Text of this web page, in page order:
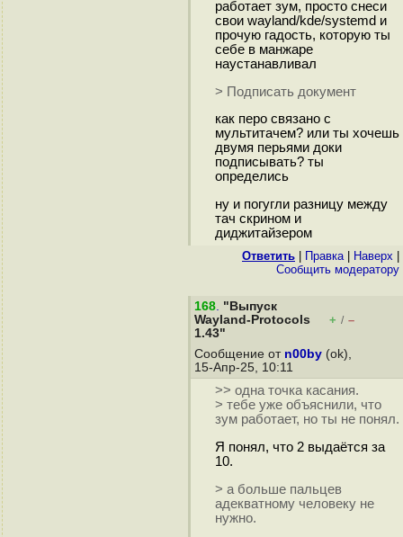
работает зум, просто снеси
свои wayland/kde/systemd и
прочую гадость, которую ты
себе в манжаре
наустанавливал
> Подписать документ
как перо связано с
мультитачем? или ты хочешь
двумя перьями доки
подписывать? ты
определись
ну и погугли разницу между
тач скрином и
диджитайзером
Ответить Правка| Наверх
Cообщить модератору
168. "Выпуск
Wayland-Protocols
1.43"
+ / –
Сообщение от n00by (ok),
15-Апр-25, 10:11
>> одна точка касания.
> тебе уже объяснили, что
зум работает, но ты не понял.
Я понял, что 2 выдаётся за
10.
> а больше пальцев
адекватному человеку не
нужно.